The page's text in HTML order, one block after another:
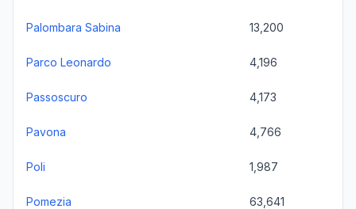
Palombara Sabina 13,200
Parco Leonardo 4,196
Passoscuro 4,173
Pavona 4,766
Poli 1,987
Pomezia 63,641